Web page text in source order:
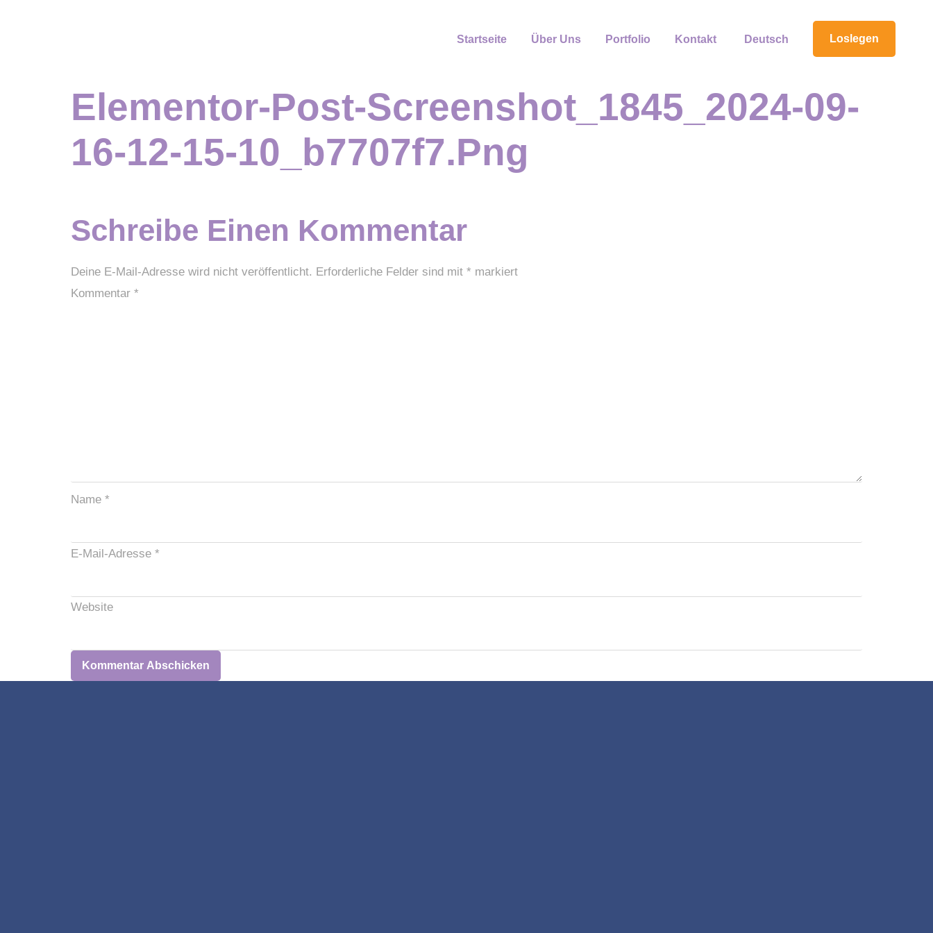
Startseite Über Uns Portfolio Kontakt Deutsch Loslegen
Elementor-Post-Screenshot_1845_2024-09-
16-12-15-10_b7707f7.png
Schreibe Einen Kommentar
Deine E-Mail-Adresse wird nicht veröffentlicht. Erforderliche Felder sind mit * markiert
Kommentar *
Name *
E-Mail-Adresse *
Website